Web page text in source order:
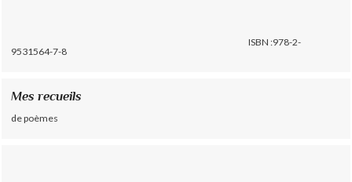
ISBN :978-2-
9531564-7-8
Mes recueils
de poèmes